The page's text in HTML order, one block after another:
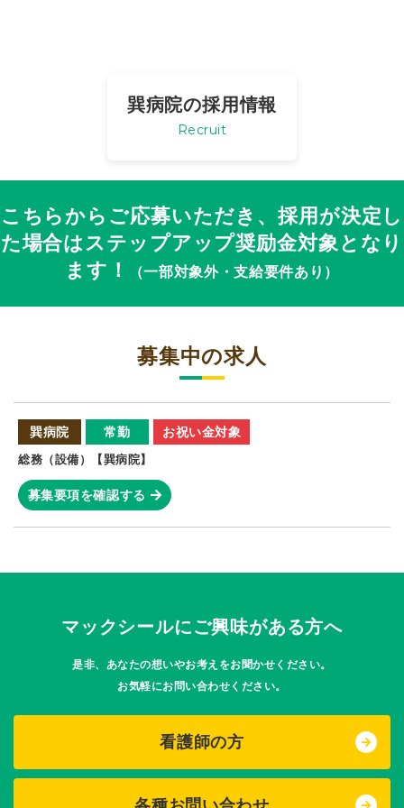
巽病院の採用情報
Recruit
こちらからご応募いただき、採用が決定し
た場合はステップアップ奨励金対象となり
ます！
（一部対象外・支給要件あり）
募集中の求人
巽病院 常勤 お祝い金対象
総務（設備）【巽病院】
募集要項を確認する
マックシールにご興味がある方へ
是非、あなたの想いやお考えをお聞かせください。
お気軽にお問い合わせください。
看護師の方